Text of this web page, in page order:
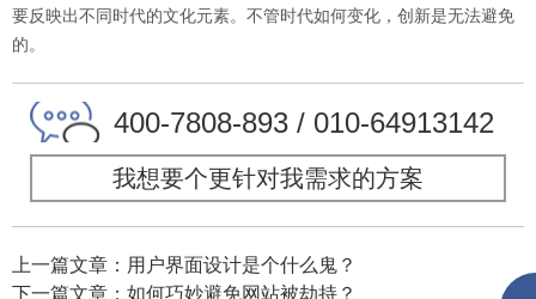
要反映出不同时代的文化元素。不管时代如何变化，创新是无法避免
的。
400-7808-893 / 010-64913142
我想要个更针对我需求的方案
上一篇文章：用户界面设计是个什么鬼？
下一篇文章：如何巧妙避免网站被劫持？